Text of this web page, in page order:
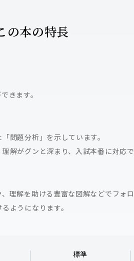
の本の特長
きます。
問題分析」を示しています。
解がグンと深まり、入試本番に対応で
理解を助ける豊富な図解などでフォロ
ようになります。
標準